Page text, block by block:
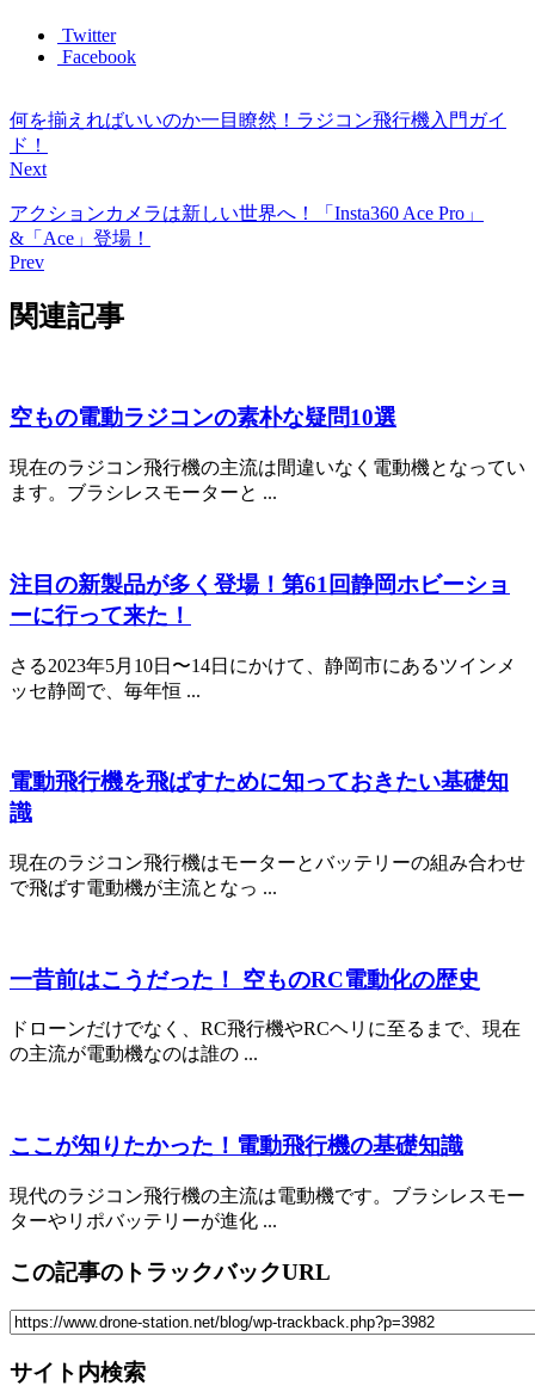
Twitter
Facebook
何を揃えればいいのか一目瞭然！ラジコン飛行機入門ガイ
ド！
Next
アクションカメラは新しい世界へ！「Insta360 Ace Pro」
&「Ace」登場！
Prev
関連記事
空もの電動ラジコンの素朴な疑問10選
現在のラジコン飛行機の主流は間違いなく電動機となってい
ます。ブラシレスモーターと ...
注目の新製品が多く登場！第61回静岡ホビーショ
ーに行って来た！
さる2023年5月10日〜14日にかけて、静岡市にあるツインメ
ッセ静岡で、毎年恒 ...
電動飛行機を飛ばすために知っておきたい基礎知
識
現在のラジコン飛行機はモーターとバッテリーの組み合わせ
で飛ばす電動機が主流となっ ...
一昔前はこうだった！ 空ものRC電動化の歴史
ドローンだけでなく、RC飛行機やRCヘリに至るまで、現在
の主流が電動機なのは誰の ...
ここが知りたかった！電動飛行機の基礎知識
現代のラジコン飛行機の主流は電動機です。ブラシレスモー
ターやリポバッテリーが進化 ...
この記事のトラックバックURL
サイト内検索